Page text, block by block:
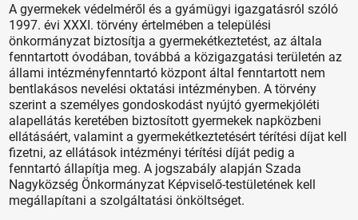
A gyermekek védelméről és a gyámügyi igazgatásról szóló
1997. évi XXXI. törvény értelmében a települési
önkormányzat biztosítja a gyermekétkeztetést, az általa
fenntartott óvodában, továbbá a közigazgatási területén az
állami intézményfenntartó központ által fenntartott nem
bentlakásos nevelési oktatási intézményben. A törvény
szerint a személyes gondoskodást nyújtó gyermekjóléti
alapellátás keretében biztosított gyermekek napközbeni
ellátásáért, valamint a gyermekétkeztetésért térítési díjat kell
fizetni, az ellátások intézményi térítési díját pedig a
fenntartó állapítja meg. A jogszabály alapján Szada
Nagyközség Önkormányzat Képviselő-testületének kell
megállapítani a szolgáltatási önköltséget.